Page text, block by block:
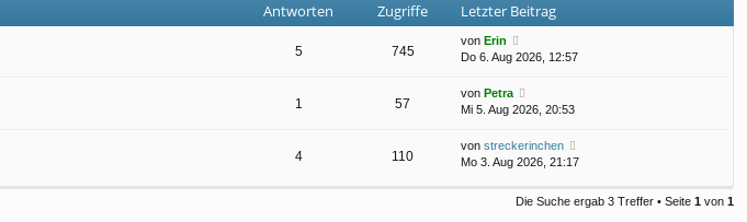
Antworten Zugriffe Letzter Beitrag
5 745
von Erin
Do 6. Aug 2026, 12:57
1 57
von Petra
Mi 5. Aug 2026, 20:53
4 110
von streckerinchen
Mo 3. Aug 2026, 21:17
Die Suche ergab 3 Treffer • Seite 1 von 1